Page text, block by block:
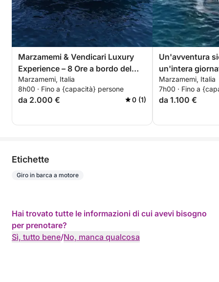
Marzamemi & Vendicari Luxury
Experience – 8 Ore a bordo del
Sunseeker Portofino 47
Marzamemi, Italia
8h00 · Fino a {capacità} persone
da 2.000 € 0 (1)
Un'avventura
un'intera
Marzamemi, Italia
7h00 · Fino a
da 1.100 €
Etichette
Giro in barca a motore
Hai trovato tutte le informazioni di cui avevi bisogno
per prenotare?
Sì, tutto bene/No, manca qualcosa